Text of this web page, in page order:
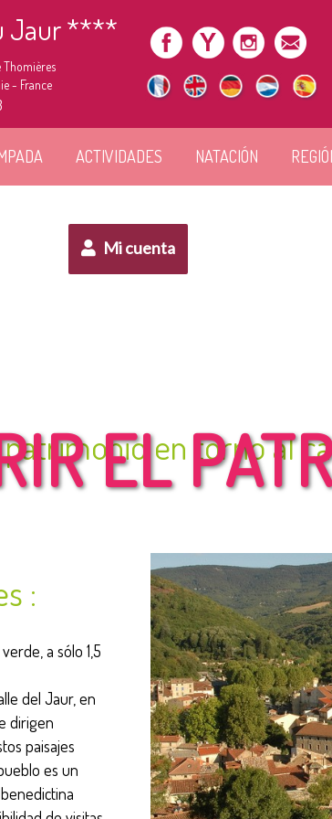
Jaur ****
Thomières
- France
ACTIVIDADES NATACIÓN
EL
Mi cuenta
en torno al
:
a sólo 1,5
del Jaur, en
dirigen
paisajes
es un